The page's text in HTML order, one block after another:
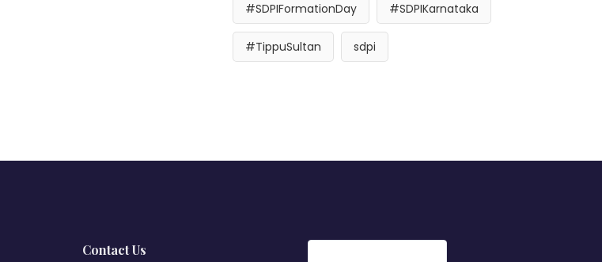
#SDPIFormationDay #SDPIKarnataka
#TippuSultan sdpi
Contact Us